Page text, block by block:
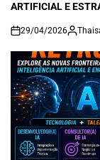
ARTIFICIAL E
on
29/04/2026